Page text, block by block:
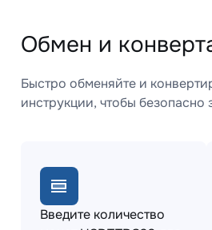
Обмен и
Быстро обменяйте и
инструкции, чтобы безопасно
Введите количество